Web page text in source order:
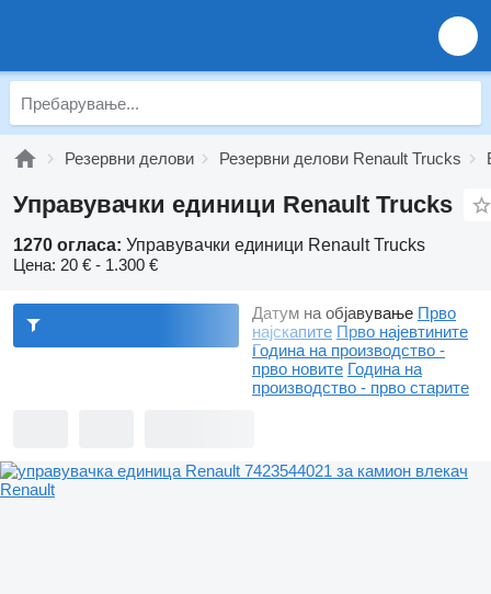
Резервни делови Резервни делови Renault Trucks
Управувачки единици Renault Trucks
1270 огласа: Управувачки единици Renault Trucks
Цена: 20 € - 1.300 €
Датум на објавување Прво
најскапите Прво најевтините
Година на производство -
прво новите Година на
производство - прво старите